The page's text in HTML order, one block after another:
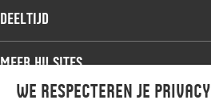
We respecteren je privacy
Onderzoek
Werken bij de HU
Associate degree
Master
Studiekeuze voltijd
Deeltijd
Associate degree
Bachelor
Meer HU sites
HU International